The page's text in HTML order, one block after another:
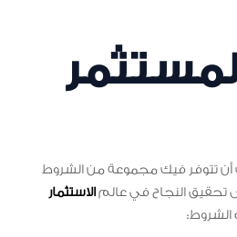
أن تتوفر فيك مجموعة من الشروط
تحقيق النجاح في عالم الاستثمار
الشروط: